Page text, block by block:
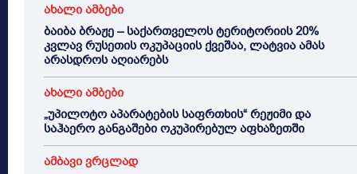
ახალი ამბები
ბაიბა ბრაჟე – საქართველოს ტერიტორიის 20%
კვლავ რუსეთის ოკუპაციის ქვეშაა, ლატვია ამას
არასდროს აღიარებს
ახალი ამბები
„უპილოტო აპარატების საფრთხის“ რეჟიმი და
საჰაერო განგაშები ოკუპირებულ აფხაზეთში
ამბავი ვრცლად